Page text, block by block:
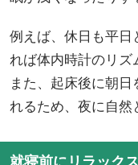
例えば、休日も平
れば体内時計のリズ
また、起床後に朝
れるため、夜に自然